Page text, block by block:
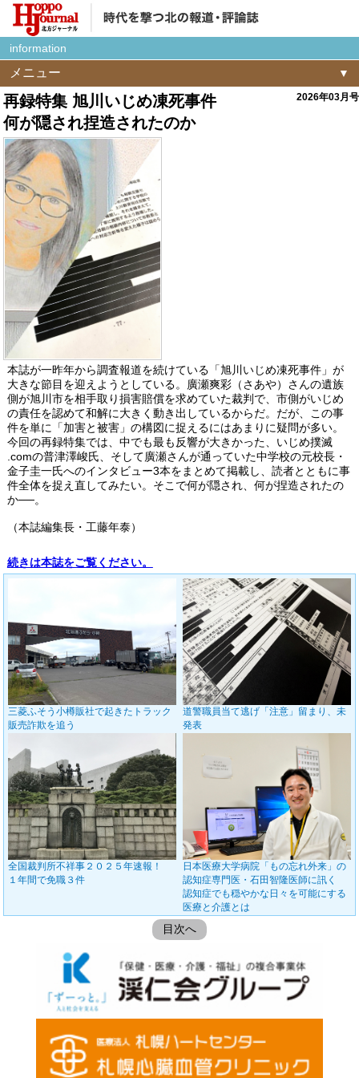
information
メニュー
再録特集 旭川いじめ凍死事件
何が隠され捏造されたのか
2026年03月号
本誌が一昨年から調査報道を続けている「旭川いじめ凍死事件」が
大きな節目を迎えようとしている。廣瀬爽彩（さあや）さんの遺族
側が旭川市を相手取り損害賠償を求めていた裁判で、市側がいじめ
の責任を認めて和解に大きく動き出しているからだ。だが、この事
件を単に「加害と被害」の構図に捉えるにはあまりに疑問が多い。
今回の再録特集では、中でも最も反響が大きかった、いじめ撲滅
.comの普津澤峻氏、そして廣瀬さんが通っていた中学校の元校長・
金子圭一氏へのインタビュー3本をまとめて掲載し、読者とともに事
件全体を捉え直してみたい。そこで何が隠され、何が捏造されたの
か──。
（本誌編集長・工藤年泰）
続きは本誌をご覧ください。
三菱ふそう小樽販社で起きたトラック
販売詐欺を追う
道警職員当て逃げ「注意」留まり、未
発表
全国裁判所不祥事２０２５年速報！
１年間で免職３件
日本医療大学病院「もの忘れ外来」の
認知症専門医・石田智隆医師に訊く
認知症でも穏やかな日々を可能にする
医療と介護とは
目次へ